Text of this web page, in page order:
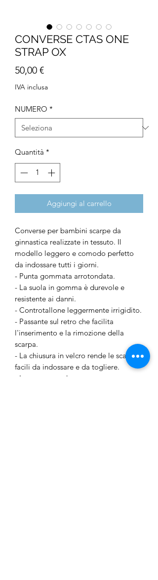
CONVERSE CTAS ONE
STRAP OX
50,00 €Prezzo
IVA inclusa
NUMERO *
Quantità *
Aggiungi al carrello
Converse per bambini scarpe da
ginnastica realizzate in tessuto. Il
modello leggero e comodo perfetto
da indossare tutti i giorni.
- Punta gommata arrotondata.
- La suola in gomma è durevole e
resistente ai danni.
- Controtallone leggermente irrigidito.
- Passante sul retro che facilita
l'inserimento e la rimozione della
scarpa.
- La chiusura in velcro rende le scarpe
facili da indossare e da togliere.
- Interno comodo.